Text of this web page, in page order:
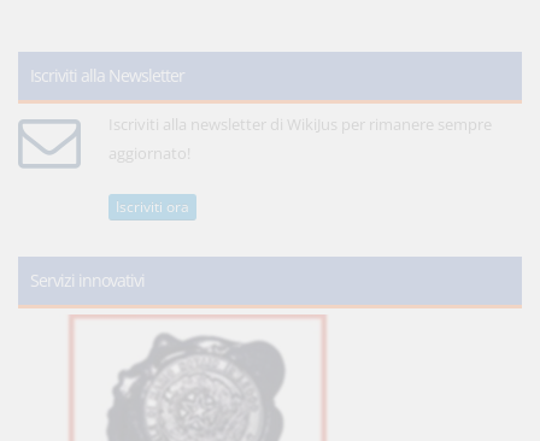
Iscriviti alla Newsletter
Iscriviti alla newsletter di WikiJus per rimanere sempre
aggiornato!
Iscriviti ora
Servizi innovativi